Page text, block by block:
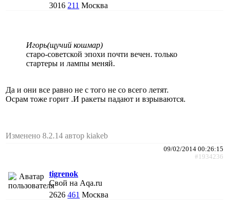
3016 211 Москва
Игорь(щучий кошмар)
старо-советской эпохи почти вечен. только
стартеры и лампы меняй.
Да и они все равно не с того не со всего летят.
Осрам тоже горит .И ракеты падают и взрываются.
Изменено 8.2.14 автор kiakeb
09/02/2014 00:26:15
#1934236
tigrenok
Свой на Aqa.ru
2626 461 Москва